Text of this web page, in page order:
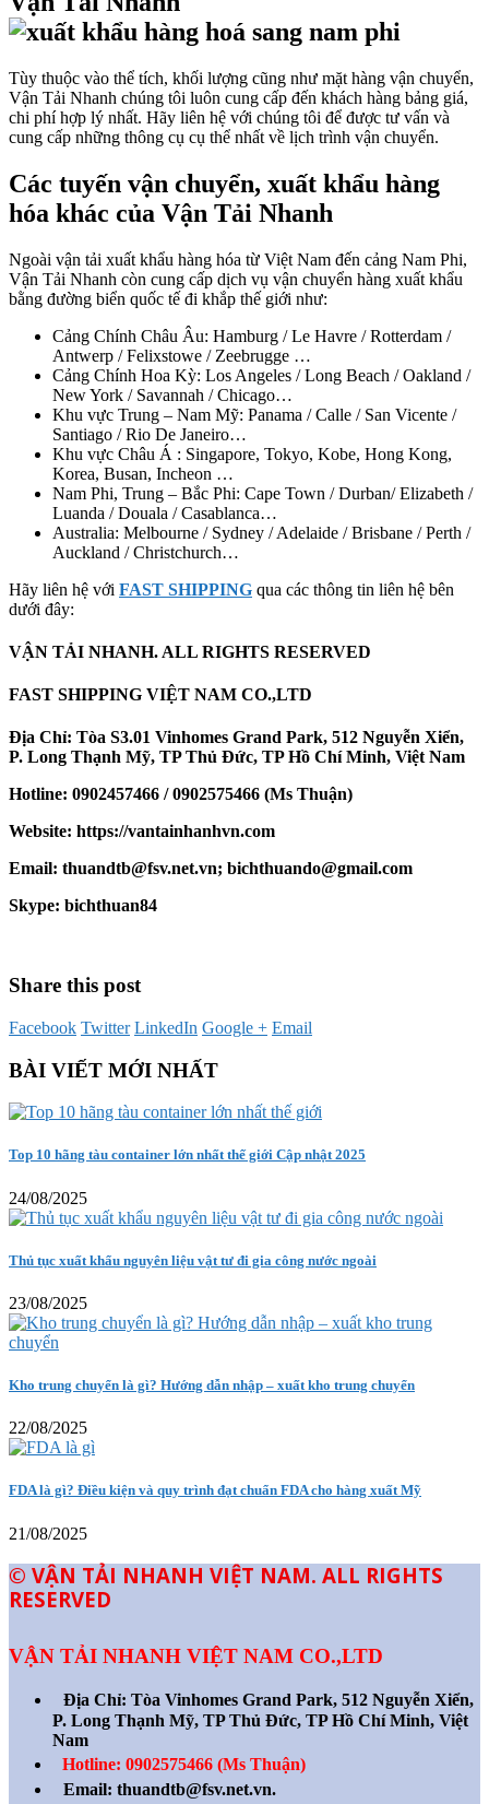
Tùy thuộc vào thể tích, khối lượng cũng như mặt hàng vận chuyển,
Vận Tải Nhanh chúng tôi luôn cung cấp đến khách hàng bảng giá,
chi phí hợp lý nhất. Hãy liên hệ với chúng tôi để được tư vấn và
cung cấp những thông cụ cụ thể nhất về lịch trình vận chuyển.
Các tuyến vận chuyển, xuất khẩu hàng
hóa khác của Vận Tải Nhanh
Ngoài vận tải xuất khẩu hàng hóa từ Việt Nam đến cảng Nam Phi,
Vận Tải Nhanh còn cung cấp dịch vụ vận chuyển hàng xuất khẩu
bằng đường biển quốc tế đi khắp thế giới như:
Cảng Chính Châu Âu: Hamburg / Le Havre / Rotterdam /
Antwerp / Felixstowe / Zeebrugge …
Cảng Chính Hoa Kỳ: Los Angeles / Long Beach / Oakland /
New York / Savannah / Chicago…
Khu vực Trung – Nam Mỹ: Panama / Calle / San Vicente /
Santiago / Rio De Janeiro…
Khu vực Châu Á : Singapore, Tokyo, Kobe, Hong Kong,
Korea, Busan, Incheon …
Nam Phi, Trung – Bắc Phi: Cape Town / Durban/ Elizabeth /
Luanda / Douala / Casablanca…
Australia: Melbourne / Sydney / Adelaide / Brisbane / Perth /
Auckland / Christchurch…
Hãy liên hệ với FAST SHIPPING qua các thông tin liên hệ bên
dưới đây:
VẬN TẢI NHANH. ALL RIGHTS RESERVED
FAST SHIPPING VIỆT NAM CO.,LTD
Địa Chỉ: Tòa S3.01 Vinhomes Grand Park, 512 Nguyễn Xiển,
P. Long Thạnh Mỹ, TP Thủ Đức, TP Hồ Chí Minh, Việt Nam
Hotline: 0902457466 / 0902575466 (Ms Thuận)
Website: https://vantainhanhvn.com
Email: thuandtb@fsv.net.vn; bichthuando@gmail.com
Skype: bichthuan84
Share this post
Facebook Twitter LinkedIn Google + Email
BÀI VIẾT MỚI NHẤT
Top 10 hãng tàu container lớn nhất thế giới Cập nhật 2025
24/08/2025
Thủ tục xuất khẩu nguyên liệu vật tư đi gia công nước ngoài
23/08/2025
Kho trung chuyển là gì? Hướng dẫn nhập – xuất kho trung chuyển
22/08/2025
FDA là gì? Điều kiện và quy trình đạt chuẩn FDA cho hàng xuất Mỹ
21/08/2025
© VẬN TẢI NHANH VIỆT NAM. ALL RIGHTS
RESERVED
VẬN TẢI NHANH VIỆT NAM CO.,LTD
Địa Chỉ: Tòa Vinhomes Grand Park, 512 Nguyễn Xiển,
P. Long Thạnh Mỹ, TP Thủ Đức, TP Hồ Chí Minh, Việt
Nam
Hotline: 0902575466 (Ms Thuận)
Email: thuandtb@fsv.net.vn.